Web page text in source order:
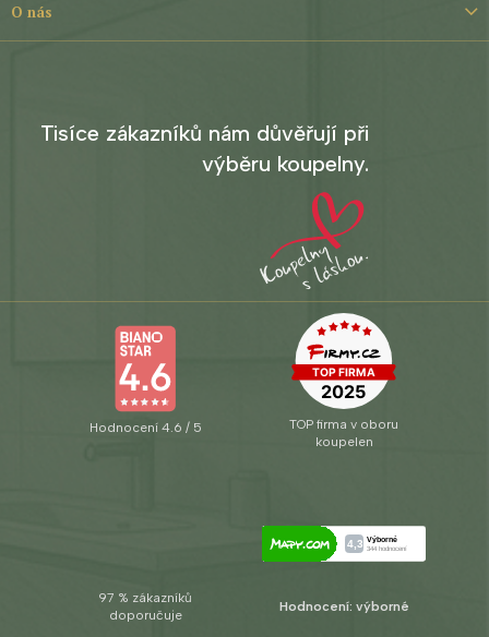
O nás
Tisíce zákazníků nám důvěřují při
výběru koupelny.
Hodnocení 4.6 / 5
TOP firma v oboru
koupelen
97 % zákazníků
doporučuje
Hodnocení: výborné